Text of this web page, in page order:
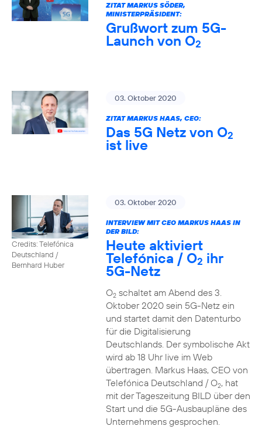
ZITAT MARKUS SÖDER,
MINISTERPRÄSIDENT:
Grußwort zum 5G-
Launch von O2
03. Oktober 2020
ZITAT MARKUS HAAS, CEO:
Das 5G Netz von O2
ist live
Credits: Telefónica
Deutschland /
Bernhard Huber
03. Oktober 2020
INTERVIEW MIT CEO MARKUS HAAS IN
DER BILD:
Heute aktiviert
Telefónica / O2 ihr
5G-Netz
O2schaltet am Abend des 3.
Oktober 2020 sein 5G-Netz ein
und startet damit den Datenturbo
für die Digitalisierung
Deutschlands. Der symbolische Akt
wird ab 18 Uhr live im Web
übertragen. Markus Haas, CEO von
Telefónica Deutschland / O2, hat
mit der Tageszeitung BILD über den
Start und die 5G-Ausbaupläne des
Unternehmens gesprochen.